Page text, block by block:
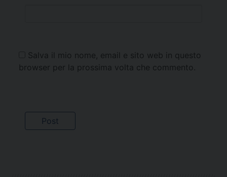
Salva il mio nome, email e sito web in questo
browser per la prossima volta che commento.